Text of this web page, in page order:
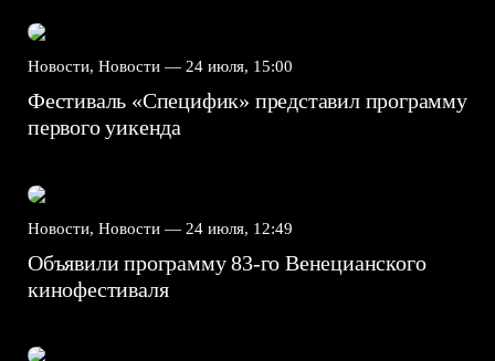
Новости, Новости — 24 июля, 15:00
Фестиваль «Специфик» представил программу
первого уикенда
Новости, Новости — 24 июля, 12:49
Объявили программу 83-го Венецианского
кинофестиваля